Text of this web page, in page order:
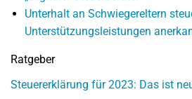
Unterhalt an Schwiegereltern
Unterstützungsleistungen
Ratgeber
Steuererklärung für 2023: Das ist